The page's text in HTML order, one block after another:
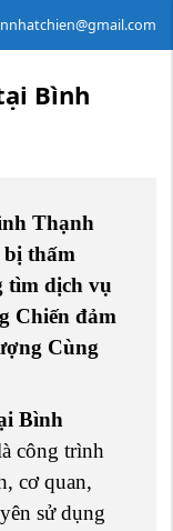
Bình
Thạnh
bị thấm
tìm dịch vụ
Chiến đảm
Cùng
Bình
công trình
cơ quan,
sử dụng